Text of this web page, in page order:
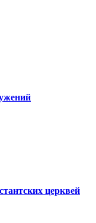
церквей